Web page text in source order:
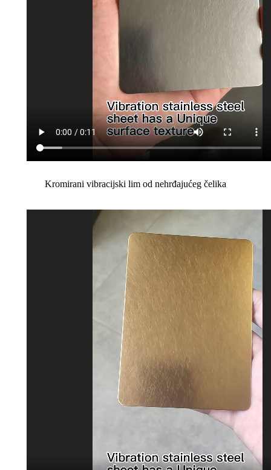
Kromirani vibracijski lim od nehrđajućeg čelika